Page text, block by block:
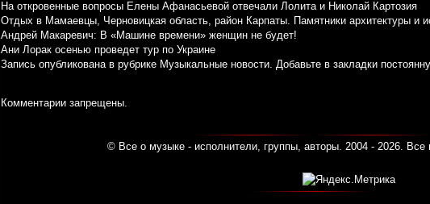
На откровенные вопросы Елены Афанасьевой отвечали Лолита и Николай Картозия
Отдых в Мамаевцы, Черновицкая область, район Карпаты. Памятники архитектуры и
Андрей Макаревич: В «Машине времени» женщин не будет!
Ани Лорак осенью проведет тур по Украине
Запись опубликована в рубрике Музыкальные новости. Добавьте в закладки
Комментарии запрещены.
© Все о музыке - исполнители, группы, авторы. 2004 - 2026.